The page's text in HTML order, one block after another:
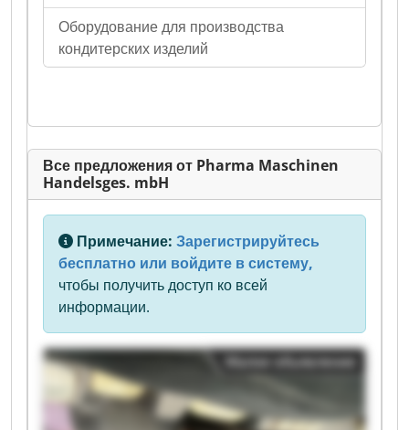
Оборудование для производства
кондитерских изделий
Все предложения от Pharma Maschinen
Handelsges. mbH
Примечание: Зарегистрируйтесь
бесплатно или войдите в систему,
чтобы получить доступ ко всей
информации.
Малое объявление